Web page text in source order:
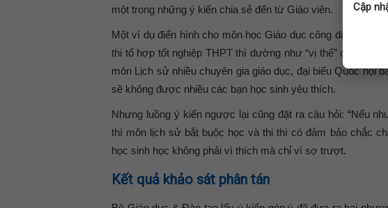
một trong những ý kiến chia sẻ đến từ Giáo viên.
Một ví dụ điển hình cho môn học Giáo dục công dân. Từ
thi tổ hợp tốt nghiệp THPT thì dường như “vị thế” của
môn Lịch sử nhiều chuyên gia giáo dục, đại biểu Quốc hội
sẽ không được nhiều các bạn học sinh yêu thích.
Nhưng luồng ý kiến ngược lại cũng đặt ra câu hỏi: “Nếu
thì môn lịch sử bắt buộc học và thi thì có đảm bảo chắc
học sinh học không phải vì thích mà chỉ vì sợ trượt.
Kết quả khảo sát phân tán
Cập